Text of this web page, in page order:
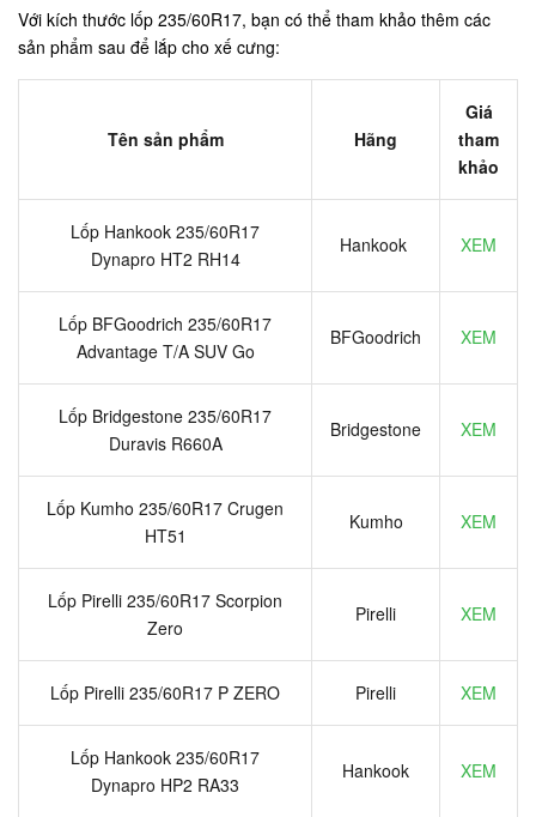
Với kích thước lốp 235/60R17, bạn có thể tham khảo thêm các
sản phẩm sau để lắp cho xế cưng:
Tên sản phẩm Hãng
Giá
tham
khảo
Lốp Hankook 235/60R17
Dynapro HT2 RH14
Hankook XEM
Lốp BFGoodrich 235/60R17
Advantage T/A SUV Go
BFGoodrich XEM
Lốp Bridgestone 235/60R17
Duravis R660A
Bridgestone XEM
Lốp Kumho 235/60R17 Crugen
HT51
Kumho XEM
Lốp Pirelli 235/60R17 Scorpion
Zero
Pirelli XEM
Lốp Pirelli 235/60R17 P ZERO Pirelli XEM
Lốp Hankook 235/60R17
Dynapro HP2 RA33
Hankook XEM